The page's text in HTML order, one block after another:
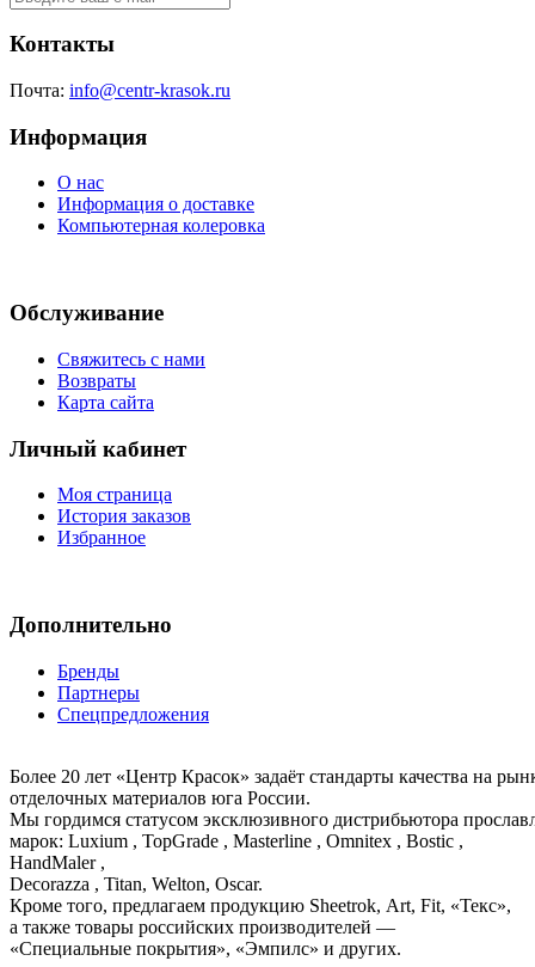
Контакты
Почта: info@centr-krasok.ru
Информация
О нас
Информация о доставке
Компьютерная колеровка
Обслуживание
Свяжитесь с нами
Возвраты
Карта сайта
Личный кабинет
Моя страница
История заказов
Избранное
Дополнительно
Бренды
Партнеры
Спецпредложения
Более 20 лет «Центр Красок» задаёт стандарты качества на
отделочных материалов юга России.
Мы гордимся статусом эксклюзивного дистрибьютора
марок: Luxium , TopGrade , Masterline , Omnitex , Bostic ,
HandMaler ,
Decorazza , Titan, Welton, Oscar.
Кроме того, предлагаем продукцию Sheetrok, Art, Fit, «Текс»,
а также товары российских производителей —
«Специальные покрытия», «Эмпилс» и других.